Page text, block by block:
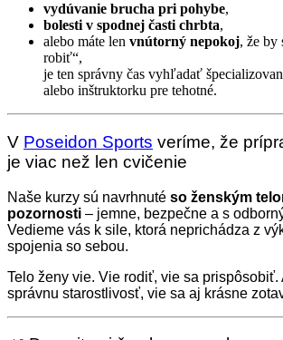
vydúvanie brucha pri pohybe,
bolesti v spodnej časti chrbta,
alebo máte len vnútorný nepokoj, že by
robiť“,
je ten správny čas vyhľadať
alebo inštruktorku pre tehotné.
V Poseidon Sports veríme, že
je viac než len cvičenie
Naše kurzy sú navrhnuté so ženským
pozornosti – jemne, bezpečne a s
Vedieme vás k sile, ktorá neprichádza z
spojenia so sebou.
Telo ženy vie. Vie rodiť, vie sa prispôsobiť.
správnu starostlivosť, vie sa aj krásne